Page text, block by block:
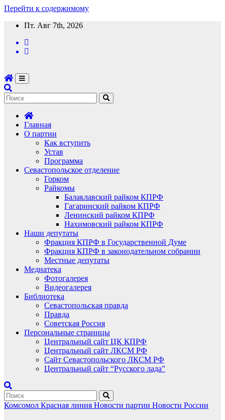
Перейти к содержимому
Пт. Авг 7th, 2026
Главная
О партии
Как вступить
Устав
Программа
Севастопольское отделение
Горком
Райкомы
Балаклавский райком КПРФ
Гагаринский райком КПРФ
Ленинский райком КПРФ
Нахимовский райком КПРФ
Наши депутаты
Фракция КПРФ в Государственной Думе
Фракция КПРФ в законодательном собрании
Местные депутаты
Медиатека
Фотогалерея
Видеогалерея
Библиотека
Севастопольская правда
Правда
Советская Россия
Персональные страницы
Центральный сайт ЦК КПРФ
Центральный сайт ЛКСМ РФ
Сайт Севастопольского ЛКСМ РФ
Центральный сайт “Русского лада”
Комсомол Красная линия Новости партии Новости России